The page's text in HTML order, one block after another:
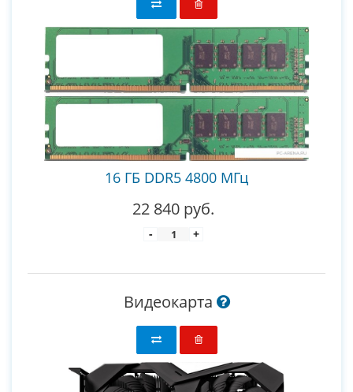
16 ГБ DDR5 4800 МГц
22 840 руб.
- +
Видеокарта